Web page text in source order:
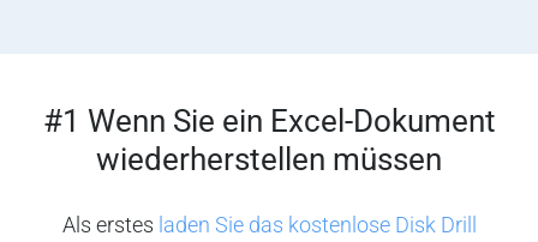
#1 Wenn Sie ein Excel-Dokument
wiederherstellen müssen
Als erstes laden Sie das kostenlose Disk Drill